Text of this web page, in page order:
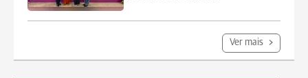
Ver mais